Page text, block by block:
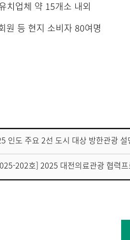
치업체 약 15개소 내외
원 등 현지 소비자 80여명
인도 주요 2선 도시 대상 방한관광 설
202호] 2025 대전의료관광 협력